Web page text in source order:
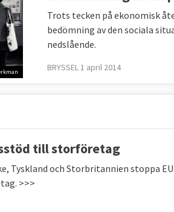
Trots tecken på ekonomisk
bedömning av den sociala
nedslående.
BRYSSEL 1 april 2014
till storföretag
Tyskland och Storbritannien stoppa
>>>